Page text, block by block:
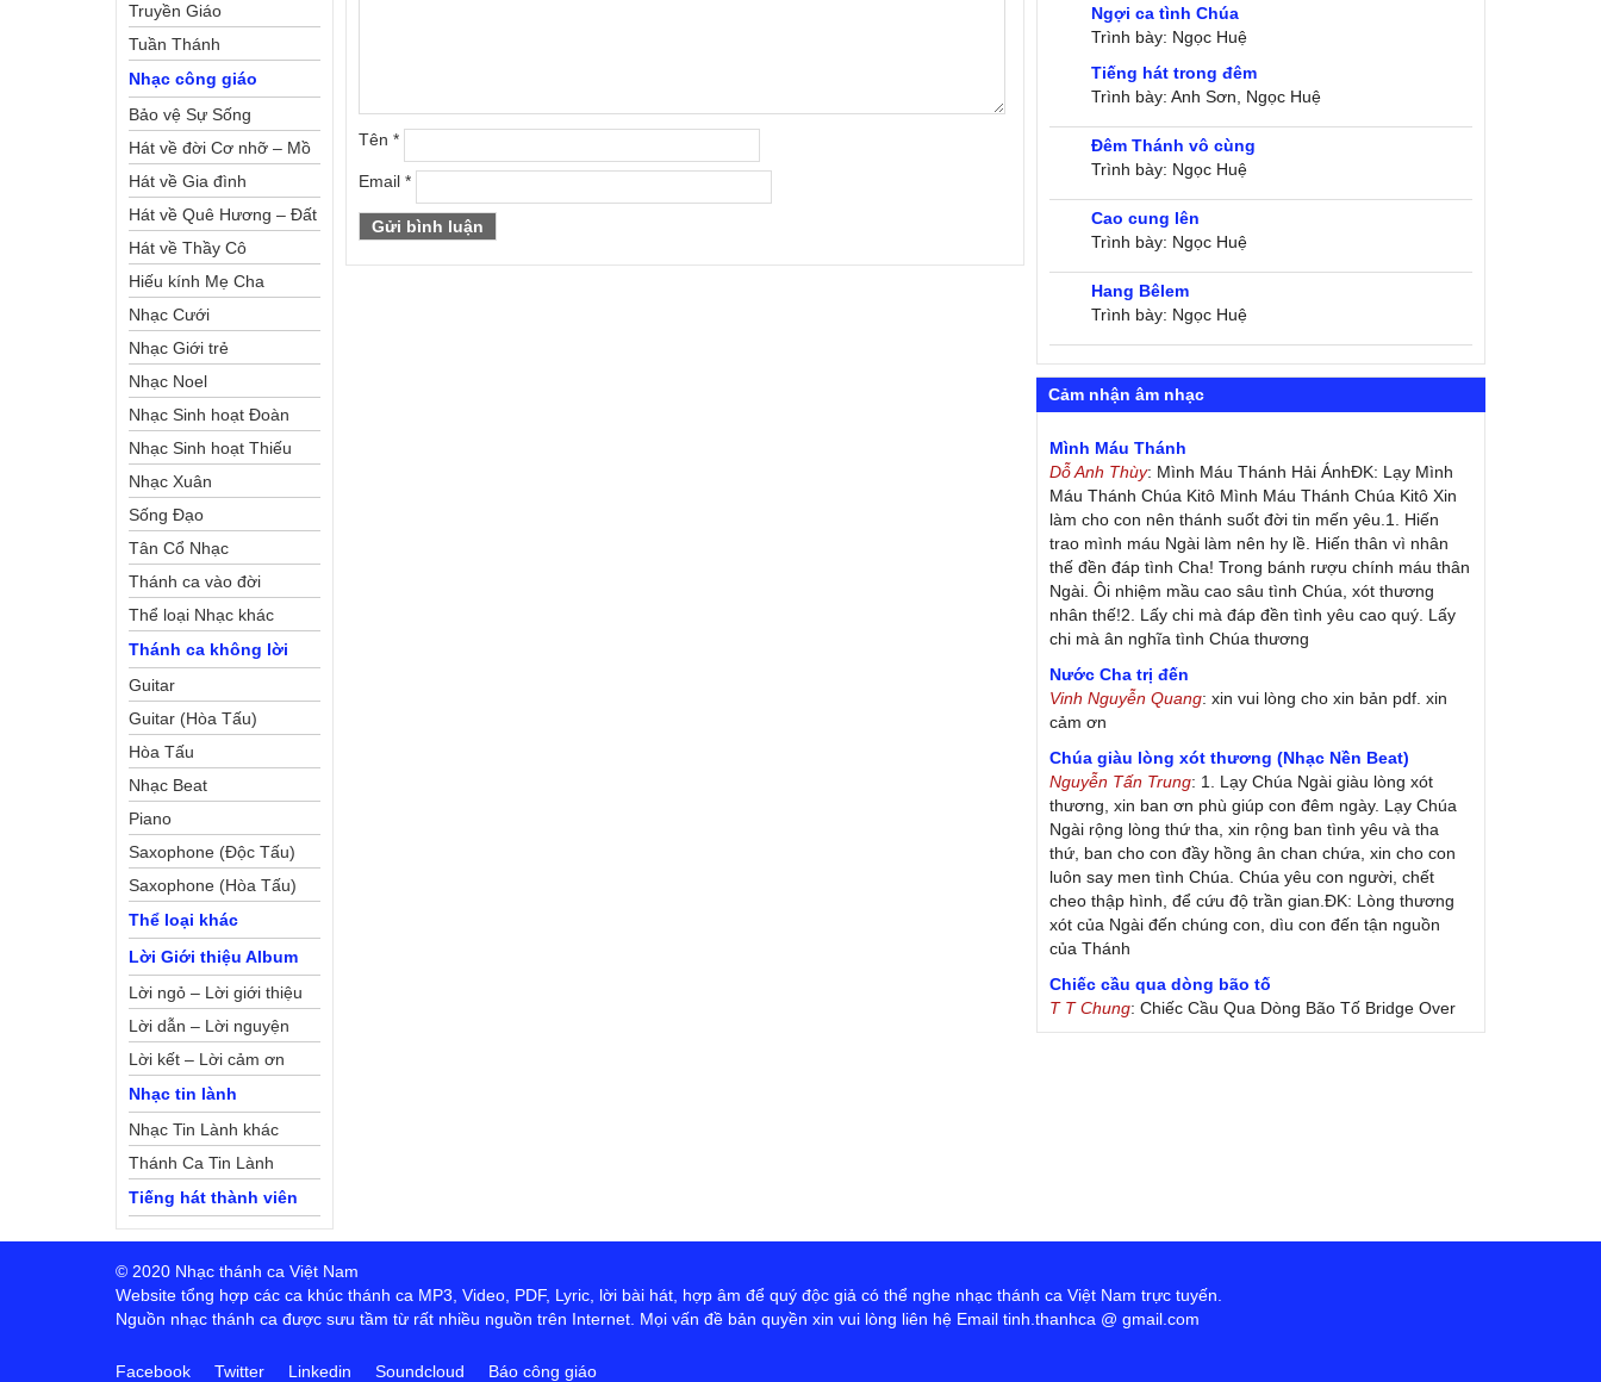
Tên*
Email*
Truyền Giáo
Tuần Thánh
Nhạc công giáo
Bảo vệ Sự Sống
Hát về đời Cơ nhỡ – Mồ
côi
Hát về Gia đình
Hát về Quê Hương – Đất
Nước
Hát về Thầy Cô
Hiếu kính Mẹ Cha
Nhạc Cưới
Nhạc Giới trẻ
Nhạc Noel
Nhạc Sinh hoạt Đoàn
Thể Công Giáo
Nhạc Sinh hoạt Thiếu
Nhi
Nhạc Xuân
Sống Đạo
Tân Cổ Nhạc
Thánh ca vào đời
Thể loại Nhạc khác
Thánh ca không lời
Guitar
Guitar (Hòa Tấu)
Hòa Tấu
Nhạc Beat
Piano
Saxophone (Độc Tấu)
Saxophone (Hòa Tấu)
Thể loại khác
Lời Giới thiệu Album
Lời ngỏ – Lời giới thiệu
Lời dẫn – Lời nguyện
Lời kết – Lời cảm ơn
Nhạc tin lành
Nhạc Tin Lành khác
Thánh Ca Tin Lành
Tiếng hát thành viên
Ngợi ca tình Chúa
Trình bày: Ngọc Huệ
Tiếng hát trong đêm
Trình bày: Anh Sơn, Ngọc Huệ
Đêm Thánh vô cùng
Trình bày: Ngọc Huệ
Cao cung lên
Trình bày: Ngọc Huệ
Hang Bêlem
Trình bày: Ngọc Huệ
Cảm nhận âm nhạc
Mình Máu Thánh
Dỗ Anh Thùy: Mình Máu Thánh Hải ÁnhĐK: Lạy Mình
Máu Thánh Chúa Kitô Mình Máu Thánh Chúa Kitô Xin
làm cho con nên thánh suốt đời tin mến yêu.1. Hiến
trao mình máu Ngài làm nên hy lề. Hiến thân vì nhân
thế đền đáp tình Cha! Trong bánh rượu chính máu thân
Ngài. Ôi nhiệm mầu cao sâu tình Chúa, xót thương
nhân thế!2. Lấy chi mà đáp đền tình yêu cao quý. Lấy
chi mà ân nghĩa tình Chúa thương
Nước Cha trị đến
Vinh Nguyễn Quang: xin vui lòng cho xin bản pdf. xin
cảm ơn
Chúa giàu lòng xót thương (Nhạc Nền Beat)
Nguyễn Tấn Trung: 1. Lạy Chúa Ngài giàu lòng xót
thương, xin ban ơn phù giúp con đêm ngày. Lạy Chúa
Ngài rộng lòng thứ tha, xin rộng ban tình yêu và tha
thứ, ban cho con đầy hồng ân chan chứa, xin cho con
luôn say men tình Chúa. Chúa yêu con người, chết
cheo thập hình, để cứu độ trần gian.ĐK: Lòng thương
xót của Ngài đến chúng con, dìu con đến tận nguồn
của Thánh
Chiếc cầu qua dòng bão tố
T T Chung: Chiếc Cầu Qua Dòng Bão Tố Bridge Over
Troubled Water by Simon & Garfunkel (Released
Đến với Lòng Thương Xót Chúa
Tứng: Lời các bài hát trên không chính xác với bài
© 2020 Nhạc thánh ca Việt Nam
Website tổng hợp các ca khúc thánh ca MP3, Video, PDF, Lyric, lời bài hát, hợp âm để quý độc giả có thể nghe nhạc thánh ca Việt Nam trực tuyến.
Nguồn nhạc thánh ca được sưu tầm từ rất nhiều nguồn trên Internet. Mọi vấn đề bản quyền xin vui lòng liên hệ Email tinh.thanhca @ gmail.com
Facebook Twitter Linkedin Soundcloud Báo công giáo